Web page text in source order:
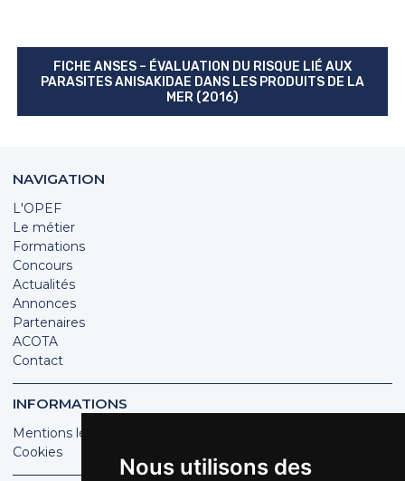
Nous utilisons des
FICHE ANSES – ÉVALUATION DU RISQUE LIÉ AUX
PARASITES ANISAKIDAE DANS LES PRODUITS DE LA
MER (2016)
NAVIGATION
L'OPEF
Le métier
Formations
Concours
Actualités
Annonces
Partenaires
ACOTA
Contact
INFORMATIONS
Mentions légales
Cookies